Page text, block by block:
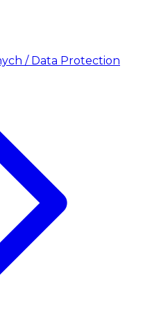
/ Data Protection